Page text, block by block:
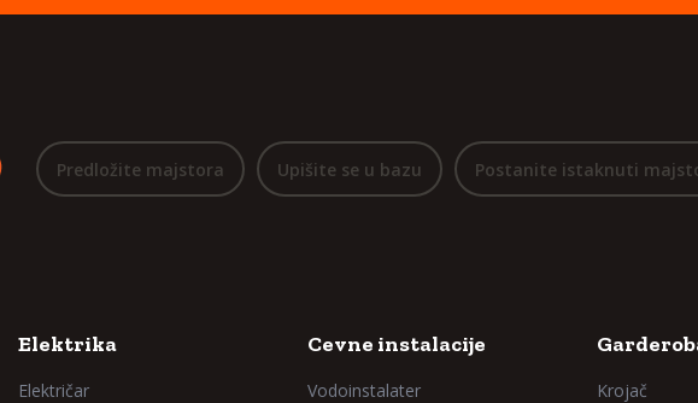
Predložite majstora Upišite se u bazu Postanite istaknuti
Elektrika
Električar
Cevne instalacije
Vodoinstalater
Krojač